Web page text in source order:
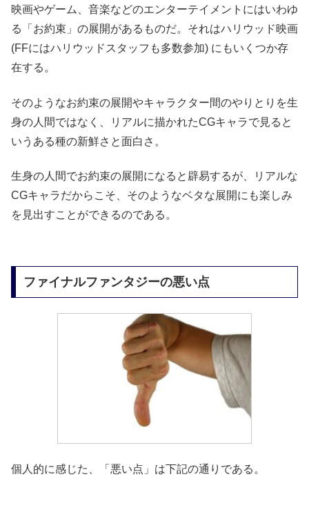
映画やゲーム、音楽などのエンターテイメントにはいわゆ
る「お約束」の展開があるものだ。それはハリウッド映画
(FFにはハリウッドスタッフも多数参加) にもいくつか存
在する。
そのようなお約束の展開やキャラクター間のやりとりを生
身の人間ではなく、リアルに描かれたCGキャラで見ると
いうある種の新鮮さと面白さ。
生身の人間でお約束の展開になると辟易するが、リアルな
CGキャラだからこそ、そのようなベタな展開にも楽しみ
を見出すことができるのである。
ファイナルファンタジーの悪い点
個人的に感じた、「悪い点」は下記の通りである。